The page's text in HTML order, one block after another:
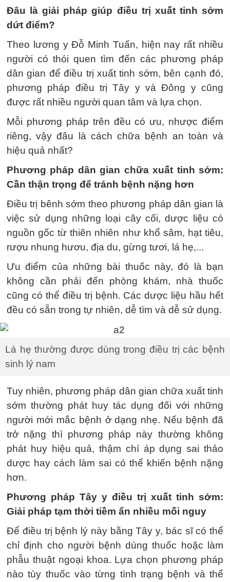
Đâu là giải pháp giúp điều trị xuất tinh sớm
dứt điểm?
Theo lương y Đỗ Minh Tuấn, hiện nay rất nhiều
người có thói quen tìm đến các phương pháp
dân gian để điều trị xuất tinh sớm, bên cạnh đó,
phương pháp điều trị Tây y và Đông y cũng
được rất nhiều người quan tâm và lựa chọn.
Mỗi phương pháp trên đều có ưu, nhược điểm
riêng, vậy đâu là cách chữa bệnh an toàn và
hiệu quả nhất?
Phương pháp dân gian chữa xuất tinh sớm:
Cần thận trọng để tránh bệnh nặng hơn
Điều trị bênh sớm theo phương pháp dân gian là
việc sử dụng những loại cây cối, dược liệu có
nguồn gốc từ thiên nhiên như khổ sâm, hạt tiêu,
rượu nhung hươu, địa du, gừng tươi, lá hẹ,...
Ưu điểm của những bài thuốc này, đó là bạn
không cần phải đến phòng khám, nhà thuốc
cũng có thể điều trị bệnh. Các dược liệu hầu hết
đều có sẵn trong tự nhiên, dễ tìm và dễ sử dụng.
Lá hẹ thường được dùng trong điều trị các bệnh
sinh lý nam
Tuy nhiên, phương pháp dân gian chữa xuất tinh
sớm thường phát huy tác dụng đối với những
người mới mắc bệnh ở dạng nhẹ. Nếu bệnh đã
trở nặng thì phương pháp này thường không
phát huy hiệu quả, thậm chí áp dụng sai thảo
dược hay cách làm sai có thể khiến bệnh nặng
hơn.
Phương pháp Tây y điều trị xuất tinh sớm:
Giải pháp tạm thời tiềm ẩn nhiều mối nguy
Để điều trị bệnh lý này bằng Tây y, bác sĩ có thể
chỉ định cho người bệnh dùng thuốc hoặc làm
phẫu thuật ngoại khoa. Lựa chọn phương pháp
nào tùy thuốc vào từng tình trạng bệnh và thể